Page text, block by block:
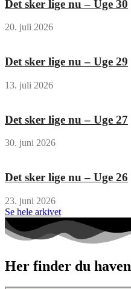
Det sker lige nu – Uge 30
20. juli 2026
Det sker lige nu – Uge 29
13. juli 2026
Det sker lige nu – Uge 27
30. juni 2026
Det sker lige nu – Uge 26
23. juni 2026
Se hele arkivet
Her finder du haven